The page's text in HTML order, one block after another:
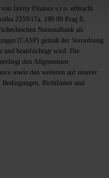
Invity Finance s.r.o. erbracht
2359/17a, 180 00 Prag 8,
Nationalbank als
(CASP) gemäß der Verordnung
und beaufsichtigt wird. Die
den Allgemeinen
sowie den weiteren auf unserer
Bedingungen, Richtlinien und